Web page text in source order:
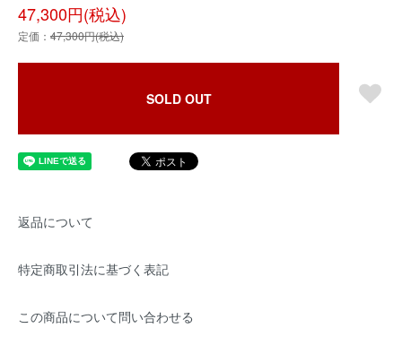
47,300円(税込)
定価： 47,300円(税込)
SOLD OUT
返品について
特定商取引法に基づく表記
この商品について問い合わせる